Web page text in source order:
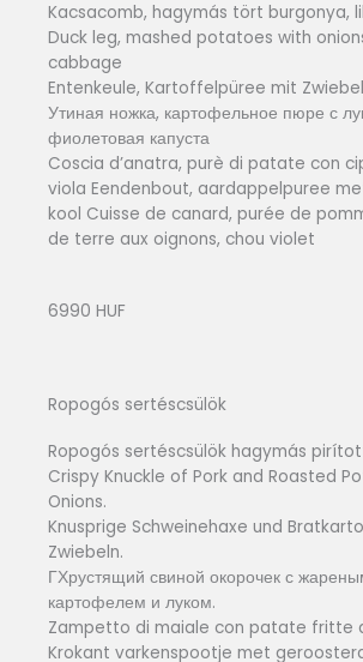
Kacsacomb, hagymás tört burgonya,
Duck leg, mashed potatoes with
cabbage
Entenkeule, Kartoffelpüree mit
Утиная ножка, картофельное пюре с
фиолетовая капуста
Coscia d’anatra, purè di patate con
viola Eendenbout, aardappelpuree
kool Cuisse de canard, purée de
de terre aux oignons, chou violet
6990 HUF
Ropogós sertéscsülök
Ropogós sertéscsülök hagymás
Crispy Knuckle of Pork and Roasted
Onions.
Knusprige Schweinehaxe und
Zwiebeln.
ГХрустящий свиной окорочек с
картофелем и луком.
Zampetto di maiale con patate fritte
Krokant varkenspootje met